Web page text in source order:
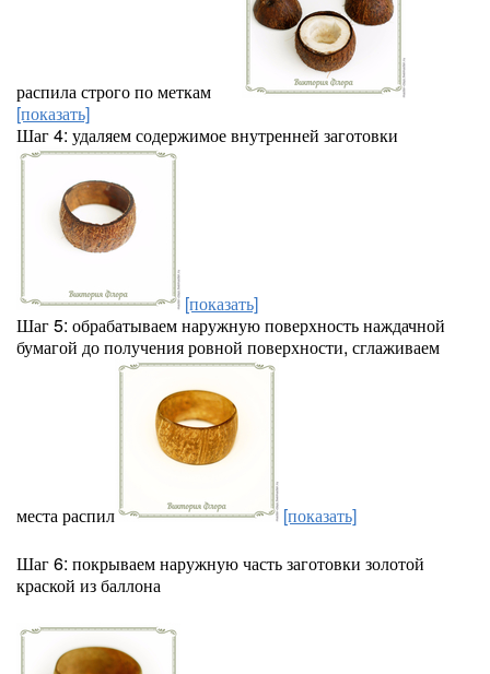
распила строго по меткам
[показать]
Шаг 4: удаляем содержимое внутренней заготовки
[показать]
Шаг 5: обрабатываем наружную поверхность наждачной
бумагой до получения ровной поверхности, сглаживаем
места распил
[показать]
Шаг 6: покрываем наружную часть заготовки золотой
краской из баллона